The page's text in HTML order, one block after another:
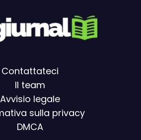
Contattateci
Il team
Avvisio legale
sulla privacy
DMCA